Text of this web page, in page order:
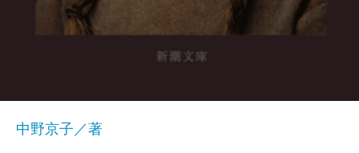
中野京子／著